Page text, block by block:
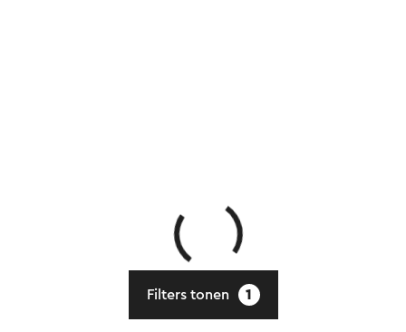
Filters tonen 1